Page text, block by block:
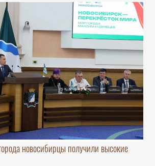
новосибирцы получили высокие